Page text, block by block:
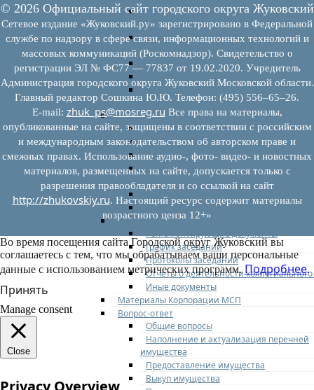
Порядок предоставления имущества из
перечней
Нормативные правовые акты по
перечней
Административные регламенты
Программы по развитию МСП
Нормативные правовые акты по
мерам поддержки субъектов МСП
Имущество для бизнеса
Перечень имущества для МСП
Паспорта объектов, включенных в
Информация о льготах
Сведения о коммерческой
предлагаемой бизнесу
Сведения о проводимых торгах
Инвестиционная карта Московской
Коллегиальный орган
Регламентирующие документы
График заседаний
Протоколы заседаний
Отчеты о деятельности
Иные документы
Материалы Корпорации МСП
Вопрос-ответ
Общие вопросы
Наполнение и актуализация перечней
имущества
Предоставление имущества
Выкуп имущества
© 2026 Официальный сайт городского округа Жуковский
Сетевое издание «Жуковский.ру» зарегистрировано в Федеральной
службе по надзору в сфере связи, информационных технологий и
массовых коммуникаций (Роскомнадзор). Свидетельство о
регистрации ЭЛ № ФС77 — 77837 от 19.02.2020. Учредитель
Администрация городского округа Жуковский Московской области.
Главный редактор Сошкина Ю.Ю. Телефон: (495) 556–65–26.
E‑mail: zhuk_ps@mosreg.ru Все права на материалы,
опубликованные на сайте, защищены в соответствии с российским
и международным законодательством об авторском праве и
смежных правах. Использование аудио-, фото- видео- и новостных
материалов, размещенных на сайте, допускается только с
разрешения правообладателя и со ссылкой на сайт
http://zhukovskiy.ru. Настоящий ресурс содержит материалы
возрастного ценза 12+»
Во время посещения сайта Городской округ Жуковский вы
соглашаетесь с тем, что мы обрабатываем ваши персональные
данные с использованием метрических программ.Подробнее.
Принять
Manage consent
Close